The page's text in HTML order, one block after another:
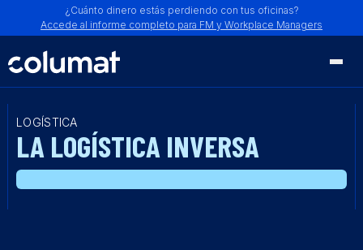
¿Cuánto dinero estás perdiendo con tus oficinas?
Accede al informe completo para FM y Workplace Managers
LOGÍSTICA
LA LOGÍSTICA INVERSA